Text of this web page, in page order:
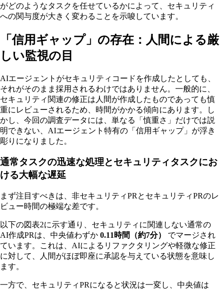
がどのようなタスクを任せているかによって、セキュリティ
への関与度が大きく変わることを示唆しています。
「信用ギャップ」の存在：人間による厳
しい監視の目
AIエージェントがセキュリティコードを作成したとしても、
それがそのまま採用されるわけではありません。一般的に、
セキュリティ関連の修正は人間が作成したものであっても慎
重にレビューされるため、時間がかかる傾向にあります。し
かし、今回の調査データには、単なる「慎重さ」だけでは説
明できない、AIエージェント特有の「信用ギャップ」が浮き
彫りになりました。
通常タスクの迅速な処理とセキュリティタスクにお
ける大幅な遅延
まず注目すべきは、非セキュリティPRとセキュリティPRのレ
ビュー時間の極端な差です。
以下の図表2に示す通り、セキュリティに関連しない通常の
AI作成PRは、中央値わずか 0.11時間（約7分）
でマージされ
ています。これは、AIによるリファクタリングや軽微な修正
に対して、人間がほぼ即座に承認を与えている状態を意味し
ます。
一方で、セキュリティPRになると状況は一変し、中央値は